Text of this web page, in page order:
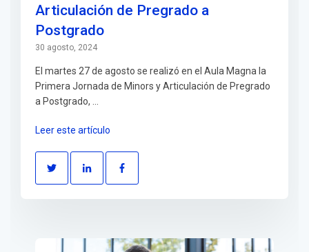
Articulación de Pregrado a
Postgrado
30 agosto, 2024
El martes 27 de agosto se realizó en el Aula Magna la
Primera Jornada de Minors y Articulación de Pregrado
a Postgrado, ...
Leer este artículo